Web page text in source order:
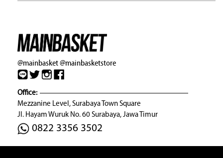
@mainbasket@mainbasketstore
Office:
Mezzanine Level, Surabaya Town Square
Jl. Hayam Wuruk No. 60 Surabaya, Jawa Timur
0822 3356 3502